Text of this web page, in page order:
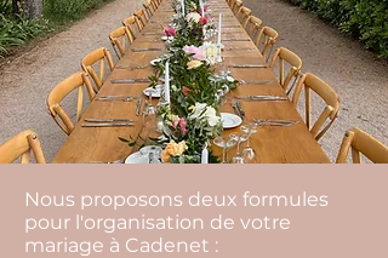
Nous proposons deux formules
pour l'organisation de votre
mariage à Cadenet :